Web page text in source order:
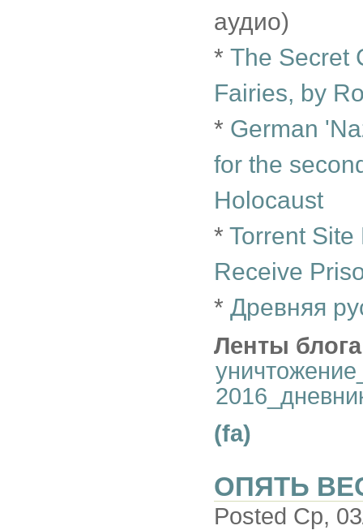
аудио)
* The Secret
Fairies, by
* German
for the
Holocaust
* Torrent
Receive
* Древняя
Ленты
(fa)
ОПЯТЬ
Posted Ср,